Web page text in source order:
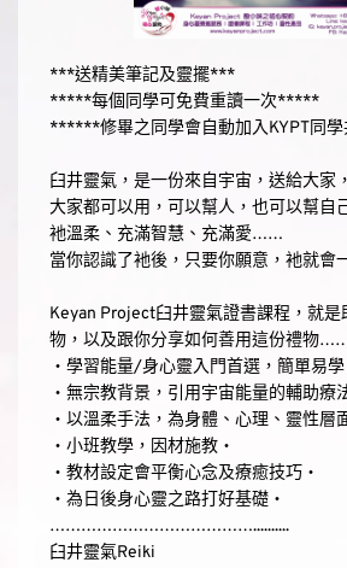
***送精美筆記及靈擺***
*****每個同學可免費重讀一次*****
******修畢之同學會自動加入KYPT同
臼井靈氣，是一份來自宇宙，送給大家
大家都可以用，可以幫人，也可以幫自
衪溫柔、充滿智慧、充滿愛……
當你認識了衪後，只要你願意，衪就
Keyan Project臼井靈氣證書課程，就
物，以及跟你分享如何善用這份禮物
‧學習能量/身心靈入門首選，簡單易
‧無宗教背景，引用宇宙能量的輔助療
‧以溫柔手法，為身體、心理、靈性層
‧小班教學，因材施教‧
‧教材設定會平衡心念及療癒技巧‧
‧為日後身心靈之路打好基礎‧
…………………………………..........
臼井靈氣Reiki